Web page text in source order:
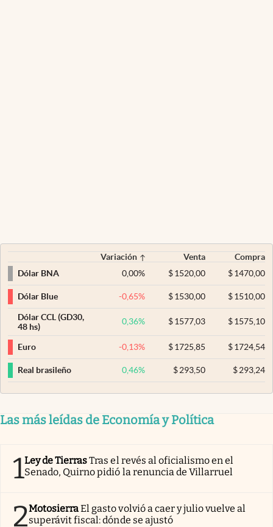
Variación Venta
Compra
Dólar BNA
0,00% $ 1520,00 $1470,00
Dólar Blue -0,65% $ 1530,00 $1510,00
Dólar CCL (GD30,
48 hs)
0,36% $ 1577,03 $1575,10
Euro -0,13% $ 1725,85 $1724,54
Real brasileño 0,46% $ 293,50 $293,24
Las más leídas de Economía y Política
1Ley de TierrasTras el revés al oficialismo en el
Senado, Quirno pidió la renuncia de Villarruel
2MotosierraEl gasto volvió a caer y julio vuelve al
superávit fiscal: dónde se ajustó